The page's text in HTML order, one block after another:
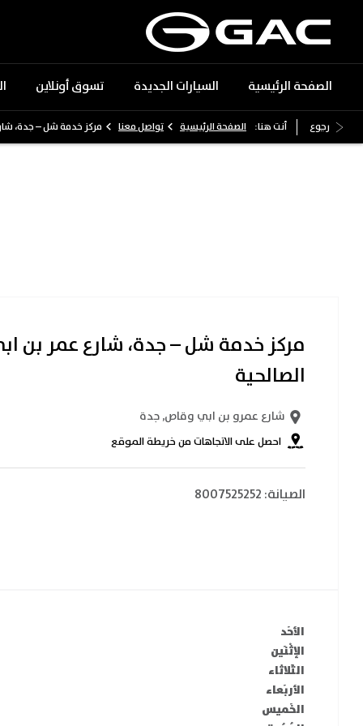
الصفحة الرئيسية السيارات الجديدة تسوق أونلاين
رجوع أنت هنا: الصفحة الرئيسية > تواصل معنا > مركز خدمة شل – جدة،
مركز خدمة شل – جدة، شارع عمر بن
الصالحية
شارع عمرو بن ابي وقاص,جدة
احصل على الاتجاهات من خريطة الموقع
الصيانة: 8007525252
الأحَد
الإثْنَين
الثَلاثاء
الأربَعاء
الخَميس